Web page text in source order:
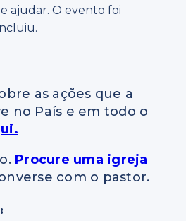
ajudar. O evento foi
as ações que a
no País e em todo o
Procure uma igreja
com o pastor.